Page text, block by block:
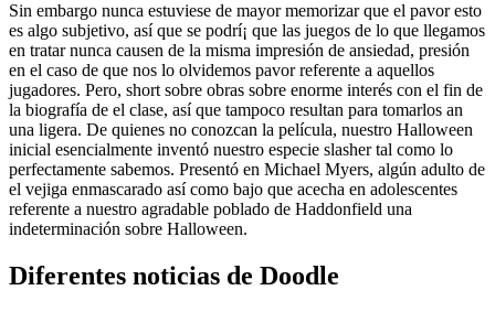
Sin embargo nunca estuviese de mayor memorizar que el pavor esto
es algo subjetivo, así que se podrí¡ que las juegos de lo que llegamos
en tratar nunca causen de la misma impresión de ansiedad, presión
en el caso de que nos lo olvidemos pavor referente a aquellos
jugadores. Pero, short sobre obras sobre enorme interés con el fin de
la biografía de el clase, así que tampoco resultan para tomarlos an
una ligera. De quienes no conozcan la película, nuestro Halloween
inicial esencialmente inventó nuestro especie slasher tal como lo
perfectamente sabemos. Presentó en Michael Myers, algún adulto de
el vejiga enmascarado así­ como bajo que acecha en adolescentes
referente a nuestro agradable poblado de Haddonfield una
indeterminación sobre Halloween.
Diferentes noticias de Doodle